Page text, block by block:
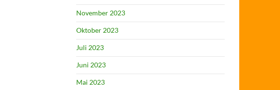
November 2023
Oktober 2023
Juli 2023
Juni 2023
Mai 2023